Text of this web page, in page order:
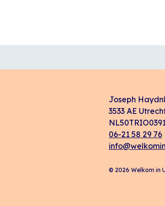
Joseph
3533 AE
06-21 58 29 76
© 2026 Welkom in